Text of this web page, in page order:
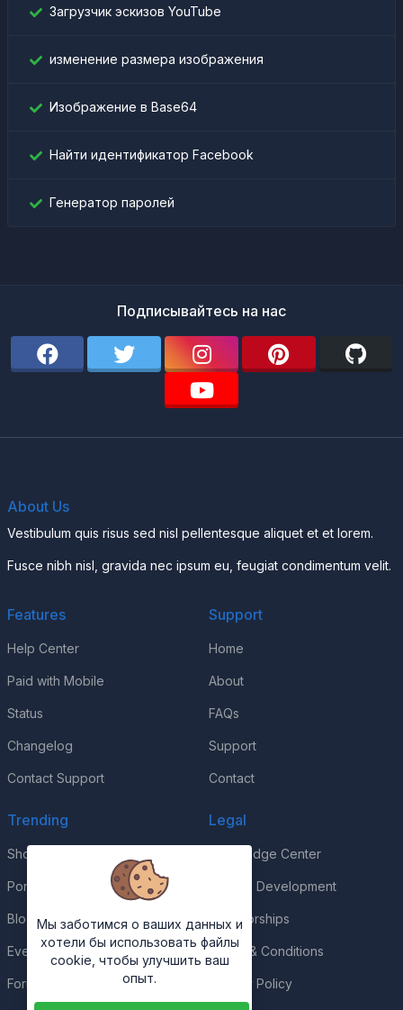
Загрузчик эскизов YouTube
изменение размера изображения
Изображение в Base64
Найти идентификатор Facebook
Генератор паролей
Подписывайтесь на нас
About Us
Vestibulum quis risus sed nisl pellentesque aliquet et et lorem.
Fusce nibh nisl, gravida nec ipsum eu, feugiat condimentum velit.
Features
Help Center
Paid with Mobile
Status
Changelog
Contact Support
Support
Home
About
FAQs
Support
Contact
Trending
Shop
Portfolio
Blog
Events
Forums
Legal
Knowledge Center
Custom Development
Sponsorships
Terms & Conditions
Privacy Policy
Мы заботимся о ваших данных и
хотели бы использовать файлы
cookie, чтобы улучшить ваш
опыт.